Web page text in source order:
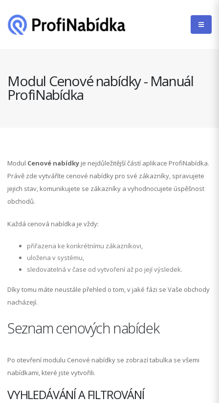
Modul Cenové nabídky - Manuál
ProfiNabídka
Modul Cenové nabídky je nejdůležitější částí aplikace ProfiNabídka.
Právě zde vytváříte cenové nabídky pro své zákazníky, spravujete
jejich stav, komunikujete se zákazníky a vyhodnocujete úspěšnost
obchodů.
Každá cenová nabídka je vždy:
přiřazena ke konkrétnímu zákazníkovi,
uložena v systému,
sledovatelná v čase od vytvoření až po její výsledek.
Díky tomu máte neustále přehled o tom, v jaké fázi se Vaše obchody
nacházejí.
Seznam cenových nabídek
Po otevření modulu Cenové nabídky se zobrazí tabulka se všemi
nabídkami, které jste vytvořili.
VYHLEDÁVÁNÍ A FILTROVÁNÍ